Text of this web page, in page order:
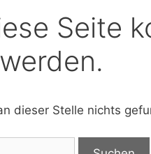
Seite
dieser Stelle nichts